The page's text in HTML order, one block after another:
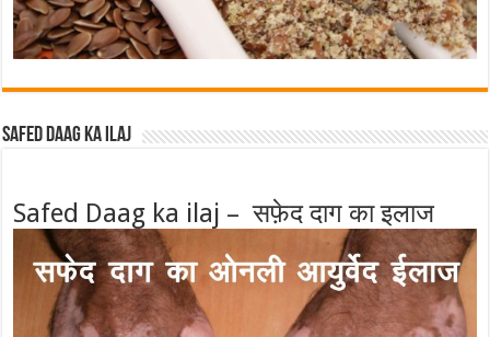
Safed Daag ka ilaj
Safed Daag ka ilaj – सफ़ेद दाग का इलाज